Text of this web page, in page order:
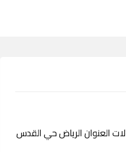
العنوان الرياض حي القدس